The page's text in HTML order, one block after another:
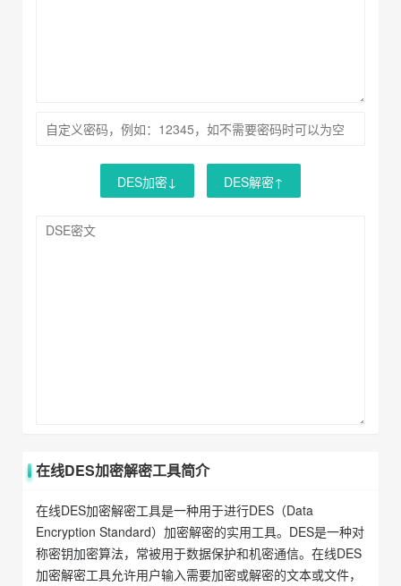
DES加密↓ DES解密↑
在线DES加密解密工具简介
在线DES加密解密工具是一种用于进行DES（Data
Encryption Standard）加密解密的实用工具。DES是一种对
称密钥加密算法，常被用于数据保护和机密通信。在线DES
加密解密工具允许用户输入需要加密或解密的文本或文件，